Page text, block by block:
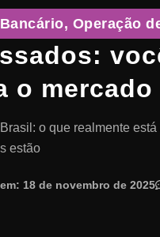
, Operação
o
o que realmente
estão
18 de novembro de 2025